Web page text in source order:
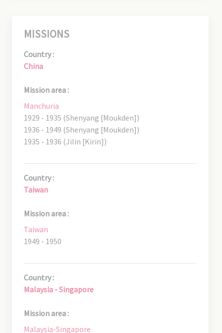
MISSIONS
Country :
China
Mission area :
Manchuria
1929 - 1935 (Shenyang [Moukden])
1936 - 1949 (Shenyang [Moukden])
1935 - 1936 (Jilin [Kirin])
Country :
Taiwan
Mission area :
Taiwan
1949 - 1950
Country :
Malaysia - Singapore
Mission area :
Malaysia-Singapore